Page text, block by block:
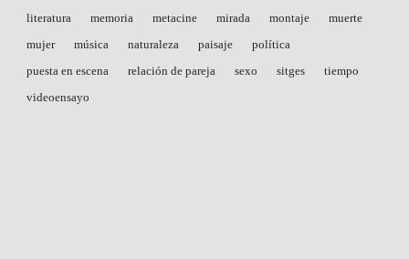
literatura
memoria metacine mirada montaje
muerte
mujer
música naturaleza paisaje
política
puesta en escena
relación de pareja sexo sitges
tiempo
videoensayo